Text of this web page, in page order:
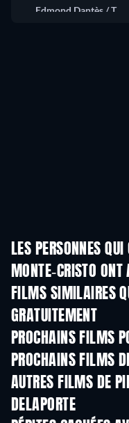
Edmond Dantès / The Count of Monte Cristo
LES PERSONNES
MONTE-CRISTO
FILMS SIMILAIRES
GRATUITEMENT
PROCHAINS FILMS
PROCHAINS FILMS
AUTRES FILMS DE
DELAPORTE